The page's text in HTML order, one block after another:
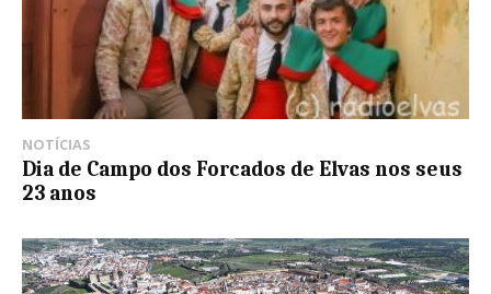
NOTÍCIAS
Dia de Campo dos Forcados de Elvas nos seus
23 anos